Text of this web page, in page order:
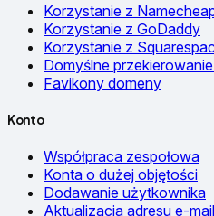
Korzystanie z
Korzystanie z GoDaddy
Korzystanie z
Domyślne
Favikony domeny
Konto
Współpraca zespołowa
Konta o dużej objętości
Dodawanie użytkownika
Aktualizacja adresu e-mail